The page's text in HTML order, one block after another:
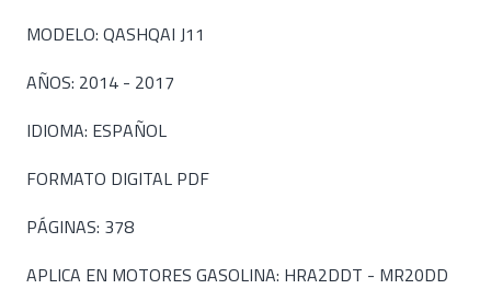
MODELO: QASHQAI J11
AÑOS: 2014 - 2017
IDIOMA: ESPAÑOL
FORMATO DIGITAL PDF
PÁGINAS: 378
APLICA EN MOTORES GASOLINA: HRA2DDT - MR20DD